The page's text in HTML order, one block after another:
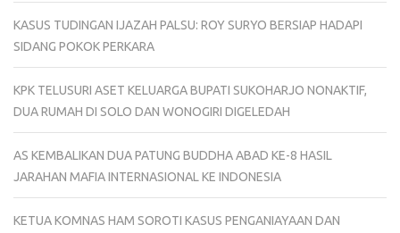
KASUS TUDINGAN IJAZAH PALSU: ROY SURYO BERSIAP HADAPI
SIDANG POKOK PERKARA
KPK TELUSURI ASET KELUARGA BUPATI SUKOHARJO NONAKTIF,
DUA RUMAH DI SOLO DAN WONOGIRI DIGELEDAH
AS KEMBALIKAN DUA PATUNG BUDDHA ABAD KE-8 HASIL
JARAHAN MAFIA INTERNASIONAL KE INDONESIA
KETUA KOMNAS HAM SOROTI KASUS PENGANIAYAAN DAN